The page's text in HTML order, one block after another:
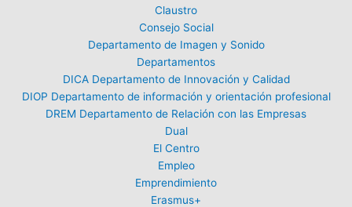
Claustro
Consejo Social
Departamento de Imagen y Sonido
Departamentos
DICA Departamento de Innovación y Calidad
DIOP Departamento de información y orientación profesional
DREM Departamento de Relación con las Empresas
Dual
El Centro
Empleo
Emprendimiento
Erasmus+